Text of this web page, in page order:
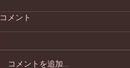
処暑の器
コメント
コメントを追加…